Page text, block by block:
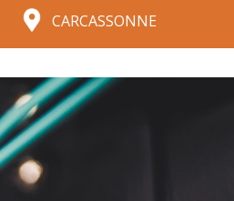
CARCASSONNE